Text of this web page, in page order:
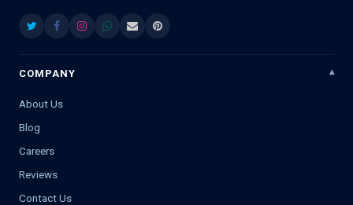
COMPANY
About Us
Blog
Careers
Reviews
Contact Us